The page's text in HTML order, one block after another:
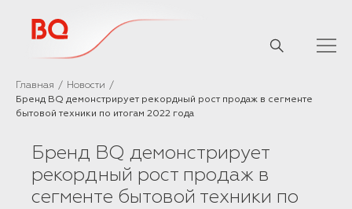
Главная
Новости
Бренд BQ демонстрирует рекордный рост продаж в сегменте
бытовой техники по итогам 2022 года
Бренд BQ демонстрирует
рекордный рост продаж в
сегменте бытовой техники по